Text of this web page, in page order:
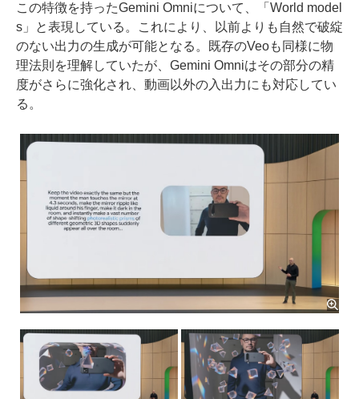
この特徴を持ったGemini Omniについて、「World model
s」と表現している。これにより、以前よりも自然で破綻
のない出力の生成が可能となる。既存のVeoも同様に物
理法則を理解していたが、Gemini Omniはその部分の精
度がさらに強化され、動画以外の入出力にも対応してい
る。